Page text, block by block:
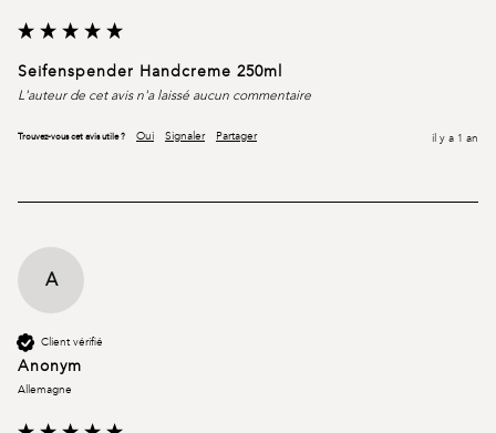
Seifenspender Handcreme 250ml
L'auteur de cet avis n'a laissé aucun commentaire
Trouvez-vous cet avis utile ? Oui Signaler Partager il y a 1 an
A
Client vérifié
Anonym
Allemagne